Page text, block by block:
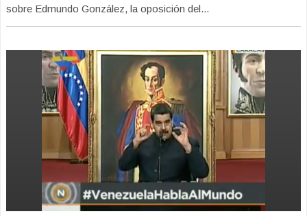
sobre Edmundo González, la oposición del...